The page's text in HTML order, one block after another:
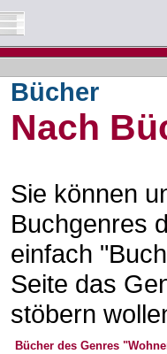
Bücher
Nach
Sie können
Buchgenres
einfach
Seite das
stöbern
Bücher des Genres